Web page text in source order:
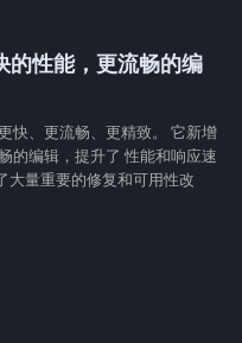
性能，更流畅的编
快、更流畅、更精致。 它新增
的编辑，提升了 性能和响应速
大量重要的修复和可用性改